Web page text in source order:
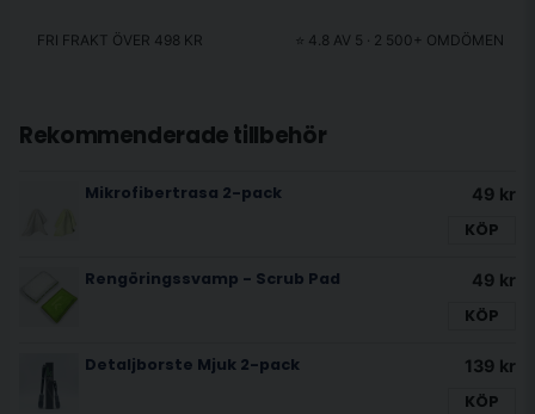
FRI FRAKT ÖVER 498 KR ⭐ 4.8 AV 5 · 2 500+ OMDÖMEN
Rekommenderade tillbehör
Mikrofibertrasa 2-pack
49 kr
KÖP
Rengöringssvamp - Scrub Pad
49 kr
KÖP
Detaljborste Mjuk 2-pack
139 kr
KÖP